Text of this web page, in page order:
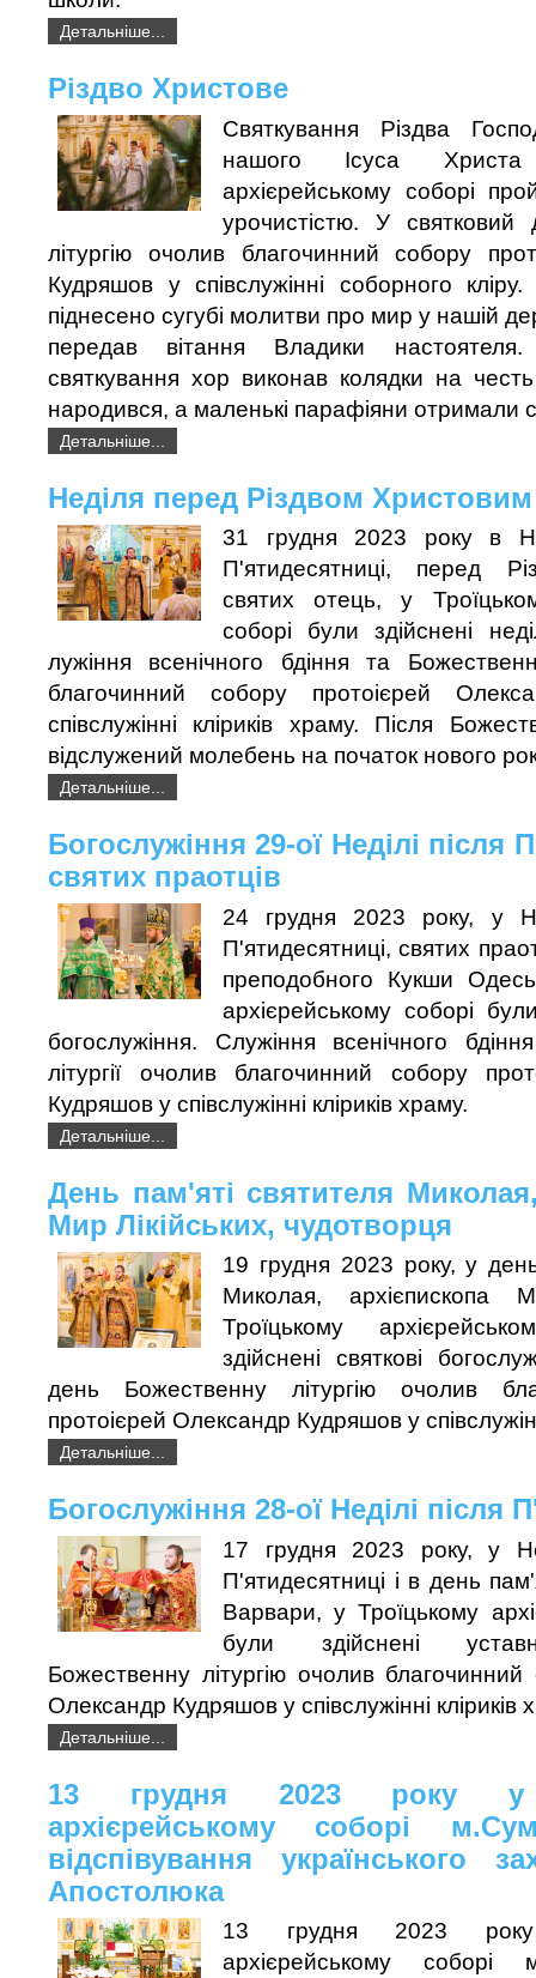
Детальніше...
Різдво Христове
Святкування Різдва
нашого Ісуса
архієрейському соборі
урочистістю. У святковий
літургію очолив благочинний собору
Кудряшов у співслужінні соборного
піднесено сугубі молитви про мир у нашій
передав вітання Владики
святкування хор виконав колядки на
народився, а маленькі парафіяни отримали
Детальніше...
Неділя перед Різдвом Христовим
31 грудня 2023 року в
П'ятидесятниці, перед
святих отець, у
соборі були здійснені
лужіння всенічного бдіння та
благочинний собору протоієрей
співслужінні кліриків храму. Після
відслужений молебень на початок нового
Детальніше...
Богослужіння 29-ої Неділі після
святих праотців
24 грудня 2023 року, у
П'ятидесятниці, святих
преподобного Кукши
архієрейському соборі
богослужіння. Служіння всенічного
літургії очолив благочинний собору
Кудряшов у співслужінні кліриків храму.
Детальніше...
День пам'яті святителя
Мир Лікійських, чудотворця
19 грудня 2023 року, у
Миколая, архієпископа
Троїцькому
здійснені святкові
день Божественну літургію очолив
протоієрей Олександр Кудряшов у
Детальніше...
Богослужіння 28-ої Неділі після
17 грудня 2023 року, у
П'ятидесятниці і в день
Варвари, у Троїцькому
були здійснені
Божественну літургію очолив благочинний
Олександр Кудряшов у співслужінні кліриків
Детальніше...
13 грудня 2023 року у
архієрейському соборі
відспівування українського
Апостолюка
13 грудня 2023
архієрейському соборі